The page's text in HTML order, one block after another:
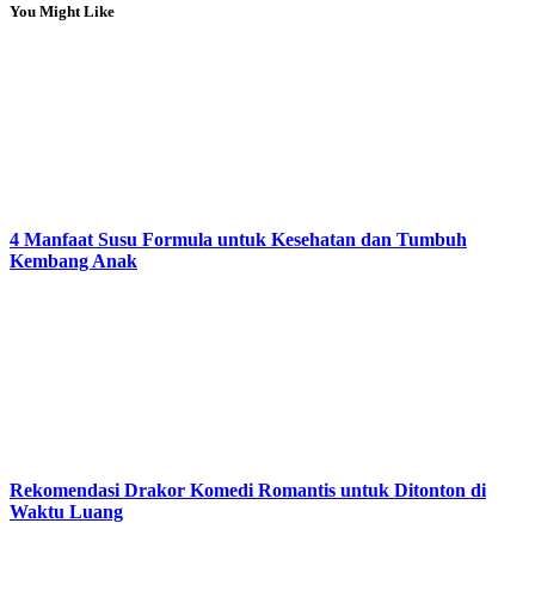
You Might Like
4 Manfaat Susu Formula untuk Kesehatan dan Tumbuh
Kembang Anak
Rekomendasi Drakor Komedi Romantis untuk Ditonton di
Waktu Luang